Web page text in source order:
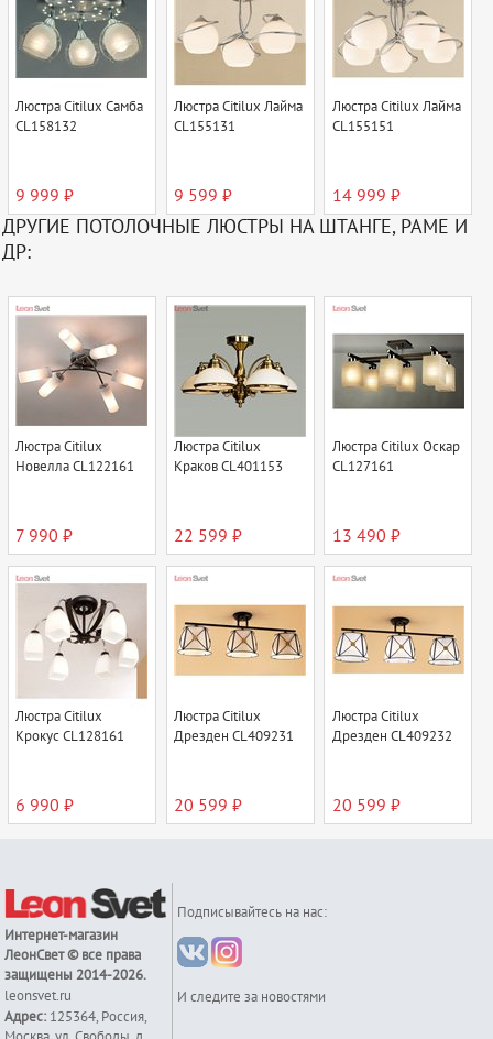
Люстра Citilux Самба
CL158132
9 999 ₽
Люстра Citilux Лайма
CL155131
9 599 ₽
Люстра Citilux Лайма
CL155151
14 999 ₽
ДРУГИЕ ПОТОЛОЧНЫЕ ЛЮСТРЫ НА ШТАНГЕ, РАМЕ И
ДР:
Люстра Citilux
Новелла CL122161
7 990 ₽
Люстра Citilux
Краков CL401153
22 599 ₽
Люстра Citilux Оскар
CL127161
13 490 ₽
Люстра Citilux
Крокус CL128161
6 990 ₽
Люстра Citilux
Дрезден CL409231
20 599 ₽
Люстра Citilux
Дрезден CL409232
20 599 ₽
Интернет-магазин
ЛеонСвет© все права
защищены 2014-2026.
leonsvet.ru
Адрес: 125364,Россия,
Подписывайтесь на нас:
И следите за новостями